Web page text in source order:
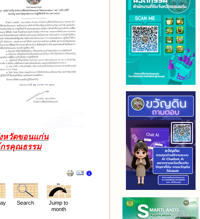
หวัดขอนแก่น
กรคุณธรรม
Search
Jump to
month